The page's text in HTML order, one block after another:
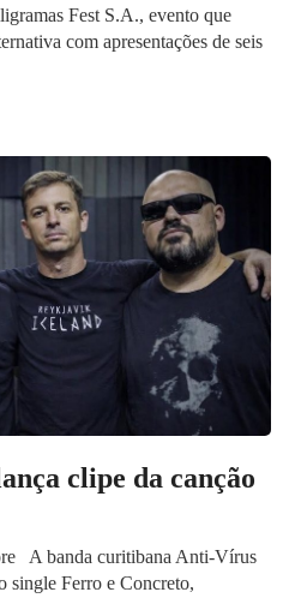
Fest S.A., evento que
com apresentações de seis
clipe da canção
A banda curitibana Anti-Vírus
single Ferro e Concreto,